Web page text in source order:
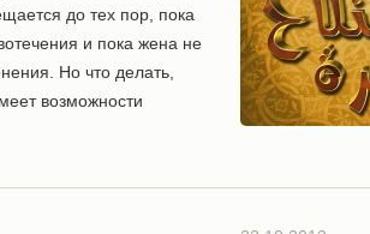
до тех пор, пока
и пока жена не
Но что делать,
возможности